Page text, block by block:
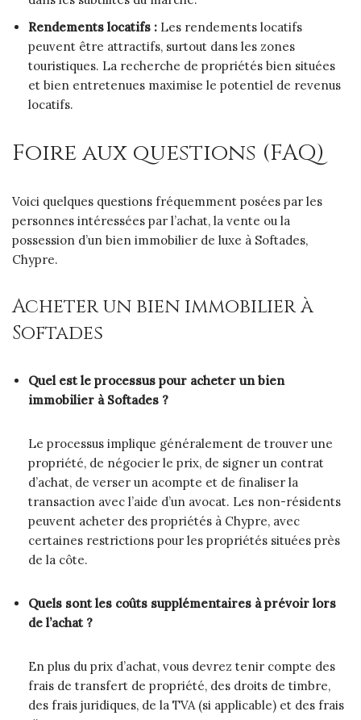
Rendements locatifs : Les rendements locatifs
peuvent être attractifs, surtout dans les zones
touristiques. La recherche de propriétés bien situées
et bien entretenues maximise le potentiel de revenus
locatifs.
Foire aux questions (FAQ)
Voici quelques questions fréquemment posées par les
personnes intéressées par l’achat, la vente ou la
possession d’un bien immobilier de luxe à Softades,
Chypre.
Acheter un bien immobilier à
Softades
Quel est le processus pour acheter un bien
immobilier à Softades ?
Le processus implique généralement de trouver une
propriété, de négocier le prix, de signer un contrat
d’achat, de verser un acompte et de finaliser la
transaction avec l’aide d’un avocat. Les non-résidents
peuvent acheter des propriétés à Chypre, avec
certaines restrictions pour les propriétés situées près
de la côte.
Quels sont les coûts supplémentaires à prévoir lors
de l’achat ?
En plus du prix d’achat, vous devrez tenir compte des
frais de transfert de propriété, des droits de timbre,
des frais juridiques, de la TVA (si applicable) et des frais